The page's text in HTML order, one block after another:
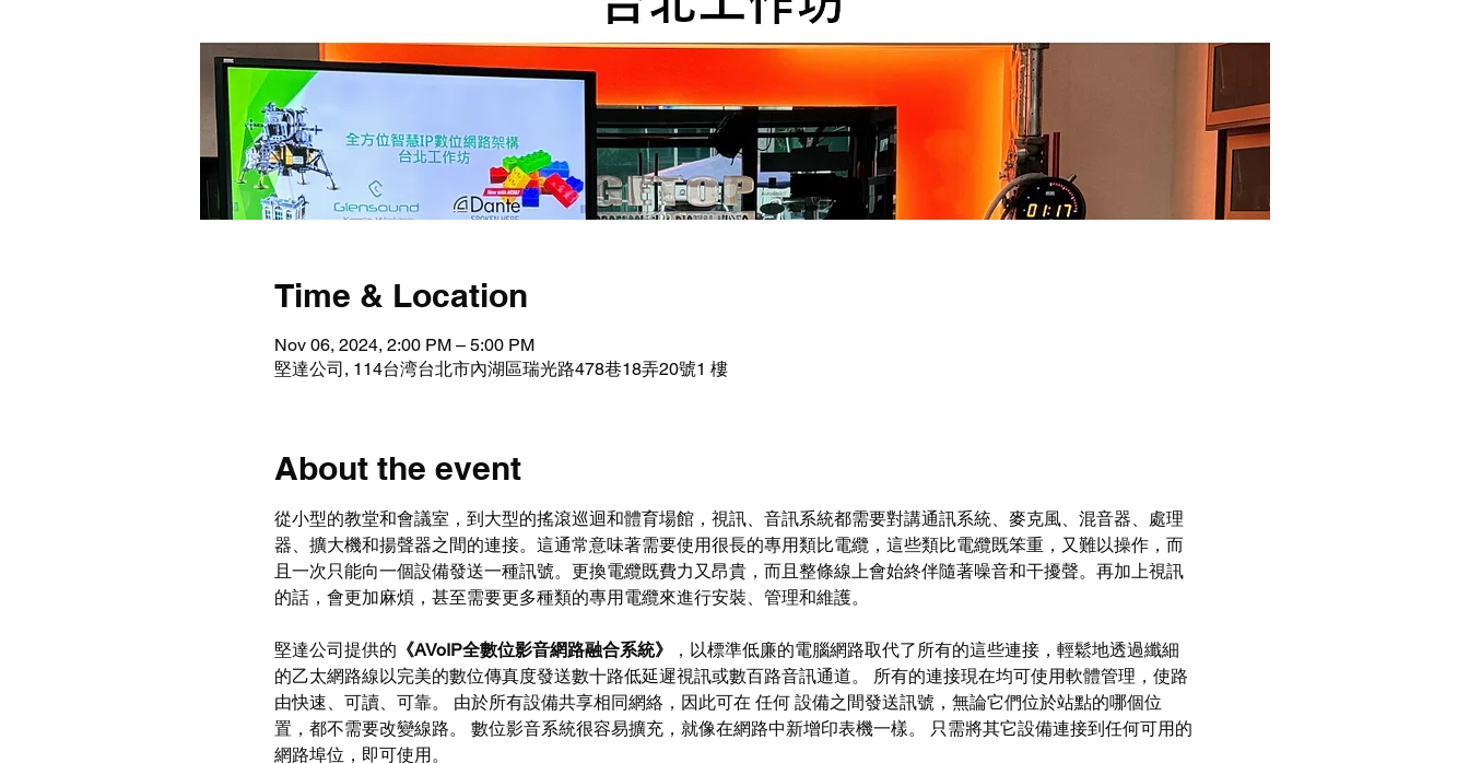
Time & Location
Nov 06, 2024, 2:00 PM – 5:00 PM
堅達公司, 114台湾台北市內湖區瑞光路478巷18弄20號1 樓
About the event
從小型的教堂和會議室，到大型的搖滾巡迴和體育場館，視訊、音訊系統都需要對講通訊系統、麥克風、混音器、處理
器、擴大機和揚聲器之間的連接。這通常意味著需要使用很長的專用類比電纜，這些類比電纜既笨重，又難以操作，而
且一次只能向一個設備發送一種訊號。更換電纜既費力又昂貴，而且整條線上會始終伴隨著噪音和干擾聲。再加上視訊
的話，會更加麻煩，甚至需要更多種類的專用電纜來進行安裝、管理和維護。
堅達公司提供的 《AVoIP全數位影音網路融合系統》
，以標準低廉的電腦網路取代了所有的這些連接，輕鬆地透過纖細
的乙太網路線以完美的數位傳真度發送數十路低延遲視訊或數百路音訊通道。 所有的連接現在均可使用軟體管理，使路
由快速、可讀、可靠。 由於所有設備共享相同網絡，因此可在 任何 設備之間發送訊號，無論它們位於站點的哪個位
置，都不需要改變線路。 數位影音系統很容易擴充，就像在網路中新增印表機一樣。 只需將其它設備連接到任何可用的
網路埠位，即可使用。